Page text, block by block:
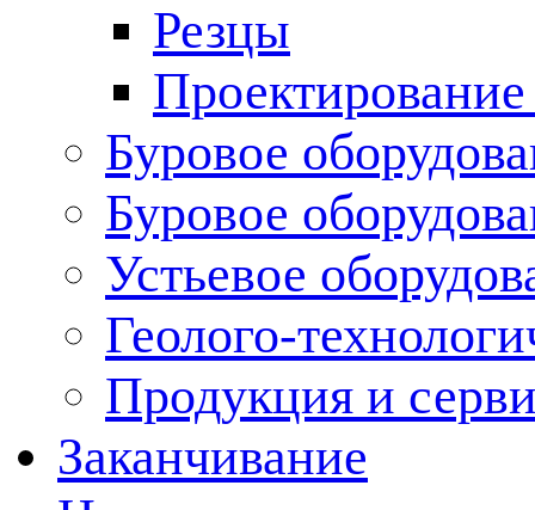
Резцы
Буровое
Буровое
Устьевое
Геолого-
Продукция и
Заканчивание